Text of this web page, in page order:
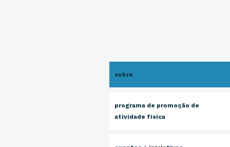
sobre
programa de promoção de
atividade física